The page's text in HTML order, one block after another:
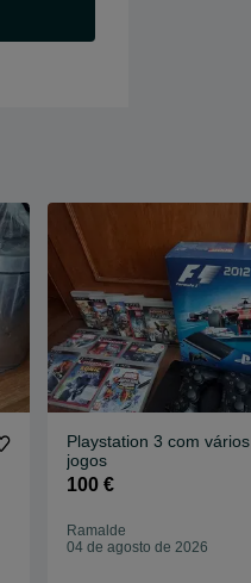
Playstation 3 com vários
jogos
100 €
Ramalde
04 de agosto de 2026